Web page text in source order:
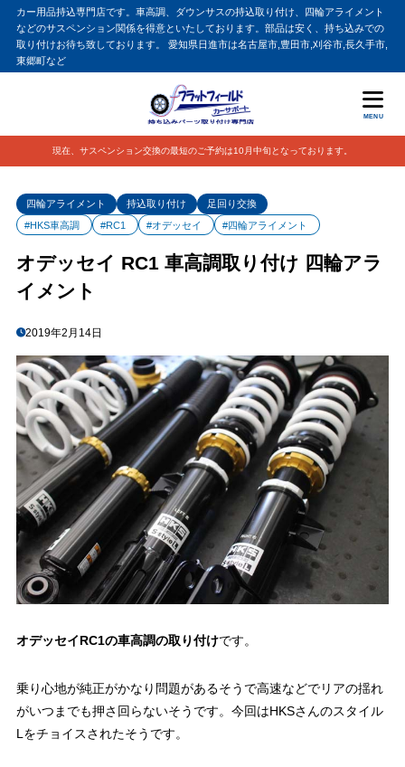
カー用品持込専門店です。車高調、ダウンサスの持込取り付け、四輪アライメント
などのサスペンション関係を得意といたしております。部品は安く、持ち込みでの
取り付けお待ち致しております。 愛知県日進市は名古屋市,豊田市,刈谷市,長久手市,
東郷町など
MENU
現在、サスペンション交換の最短のご予約は10月中旬となっております。
四輪アライメント 持込取り付け
足回り交換
#HKS車高調
#RC1 #オデッセイ #四輪アライメント
オデッセイ RC1 車高調取り付け 四輪アラ
イメント
2019年2月14日
オデッセイRC1の車高調の取り付けです。
乗り心地が純正がかなり問題があるそうで高速などでリアの揺れ
がいつまでも押さ回らないそうです。今回はHKSさんのスタイル
L をチョイスされたそうです。